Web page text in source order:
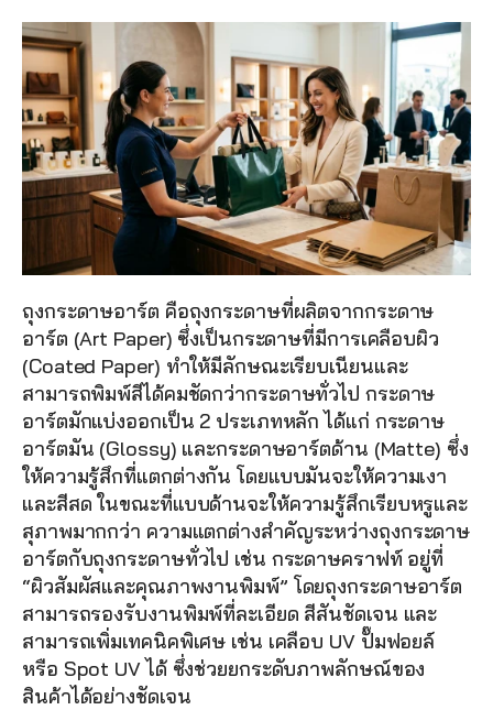
ถุงกระดาษอาร์ต คือถุงกระดาษที่ผลิตจากกระดาษ
อาร์ต (Art Paper) ซึ่งเป็นกระดาษที่มีการเคลือบผิว
(Coated Paper) ทำให้มีลักษณะเรียบเนียนและ
สามารถพิมพ์สีได้คมชัดกว่ากระดาษทั่วไป กระดาษ
อาร์ตมักแบ่งออกเป็น 2 ประเภทหลัก ได้แก่ กระดาษ
อาร์ตมัน (Glossy) และกระดาษอาร์ตด้าน (Matte) ซึ่ง
ให้ความรู้สึกที่แตกต่างกัน โดยแบบมันจะให้ความเงา
และสีสด ในขณะที่แบบด้านจะให้ความรู้สึกเรียบหรูและ
สุภาพมากกว่า ความแตกต่างสำคัญระหว่างถุงกระดาษ
อาร์ตกับถุงกระดาษทั่วไป เช่น กระดาษคราฟท์ อยู่ที่
“ผิวสัมผัสและคุณภาพงานพิมพ์” โดยถุงกระดาษอาร์ต
สามารถรองรับงานพิมพ์ที่ละเอียด สีสันชัดเจน และ
สามารถเพิ่มเทคนิคพิเศษ เช่น เคลือบ UV ปั๊มฟอยล์
หรือ Spot UV ได้ ซึ่งช่วยยกระดับภาพลักษณ์ของ
สินค้าได้อย่างชัดเจน